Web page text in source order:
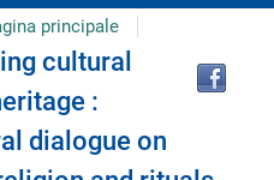
principale
cultural
:
dialogue on